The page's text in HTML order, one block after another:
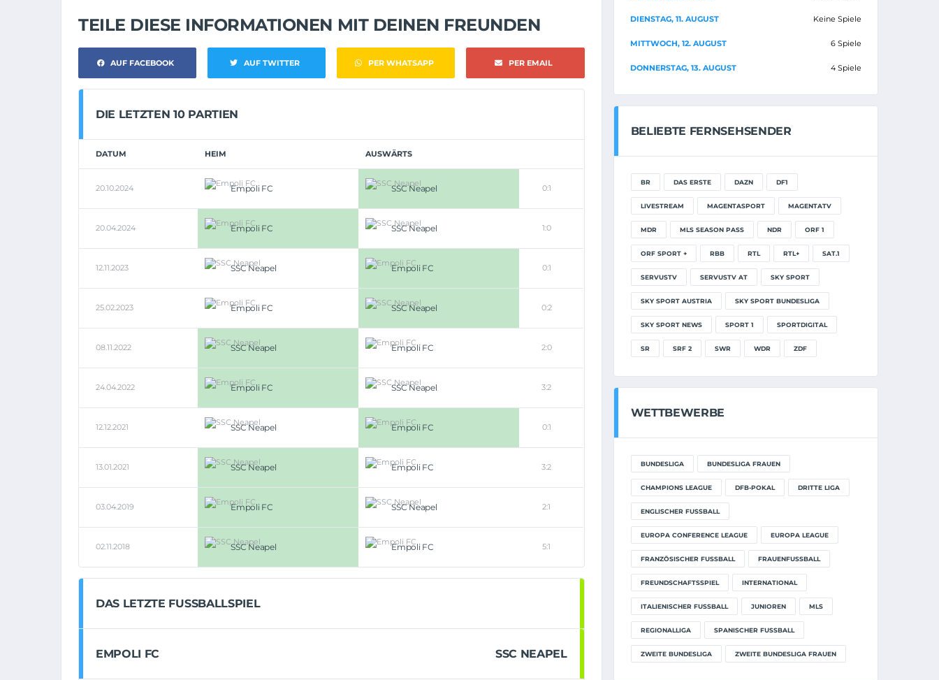
TEILE DIESE INFORMATIONEN MIT DEINEN FREUNDEN
AUF FACEBOOK AUF TWITTER PER WHATSAPP PER EMAIL
DIE LETZTEN 10 PARTIEN
DATUM HEIM AUSWÄRTS
20.10.2024 Empoli FC SSC Neapel 0:1
20.04.2024 Empoli FC SSC Neapel 1:0
12.11.2023 SSC Neapel Empoli FC 0:1
25.02.2023 Empoli FC SSC Neapel 0:2
08.11.2022 SSC Neapel Empoli FC 2:0
24.04.2022 Empoli FC SSC Neapel 3:2
12.12.2021 SSC Neapel Empoli FC 0:1
13.01.2021 SSC Neapel Empoli FC 3:2
03.04.2019 Empoli FC SSC Neapel 2:1
02.11.2018 SSC Neapel Empoli FC 5:1
DAS LETZTE FUSSBALLSPIEL
EMPOLI FC SSC NEAPEL
DIENSTAG, 11. AUGUST Keine Spiele
MITTWOCH, 12. AUGUST 6 Spiele
DONNERSTAG, 13. AUGUST 4 Spiele
BELIEBTE FERNSEHSENDER
BR DAS ERSTE DAZN DF1
LIVESTREAM MAGENTASPORT MAGENTATV
MDR MLS SEASON PASS NDR ORF 1
ORF SPORT + RBB RTL RTL+ SAT.1
SERVUSTV SERVUSTV AT SKY SPORT
SKY SPORT AUSTRIA SKY SPORT BUNDESLIGA
SKY SPORT NEWS SPORT 1 SPORTDIGITAL
SR SRF 2 SWR WDR ZDF
WETTBEWERBE
BUNDESLIGA BUNDESLIGA FRAUEN
CHAMPIONS LEAGUE DFB-POKAL DRITTE LIGA
ENGLISCHER FUSSBALL
EUROPA CONFERENCE LEAGUE EUROPA LEAGUE
FRANZÖSISCHER FUSSBALL FRAUENFUSSBALL
FREUNDSCHAFTSSPIEL INTERNATIONAL
ITALIENISCHER FUSSBALL JUNIOREN MLS
REGIONALLIGA SPANISCHER FUSSBALL
ZWEITE BUNDESLIGA ZWEITE BUNDESLIGA FRAUEN